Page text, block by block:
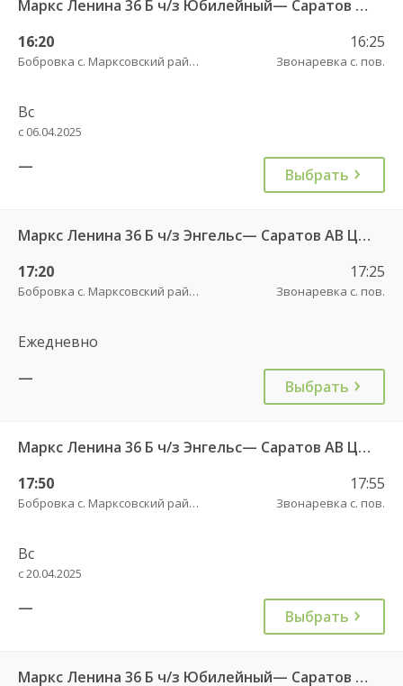
Маркс Ленина 36 Б ч/з Юбилейный— Саратов АВ Центральный (ул им Пугачева 179 А)
16:20
Бобровка с. Марксовский район пов.
16:25
Звонаревка с. пов.
Вс
с 06.04.2025
— Выбрать
Маркс Ленина 36 Б ч/з Энгельс— Саратов АВ Центральный (ул им Пугачева 179 А)
17:20
Бобровка с. Марксовский район пов.
17:25
Звонаревка с. пов.
Ежедневно
—
Выбрать
Маркс Ленина 36 Б ч/з Энгельс— Саратов АВ Центральный (ул им Пугачева 179 А)
17:50
Бобровка с. Марксовский район пов.
17:55
Звонаревка с. пов.
Вс
с 20.04.2025
— Выбрать
Маркс Ленина 36 Б ч/з Юбилейный— Саратов АВ Центральный (ул им Пугачева 179 А)